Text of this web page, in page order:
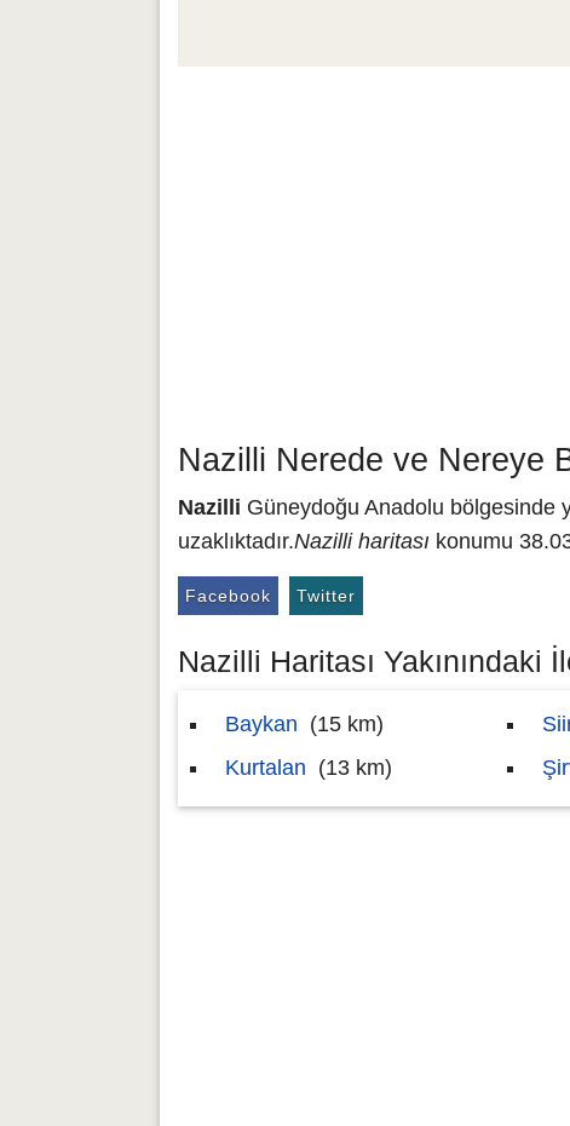
Nazilli Nerede ve Nereye
Nazilli Güneydoğu Anadolu bölgesinde
uzaklıktadır.Nazilli haritası konumu
Facebook Twitter
Nazilli Haritası Yakınındaki
Baykan (15 km)
Kurtalan (13 km)